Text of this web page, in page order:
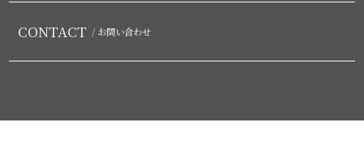
CONTACT / お問い合わせ